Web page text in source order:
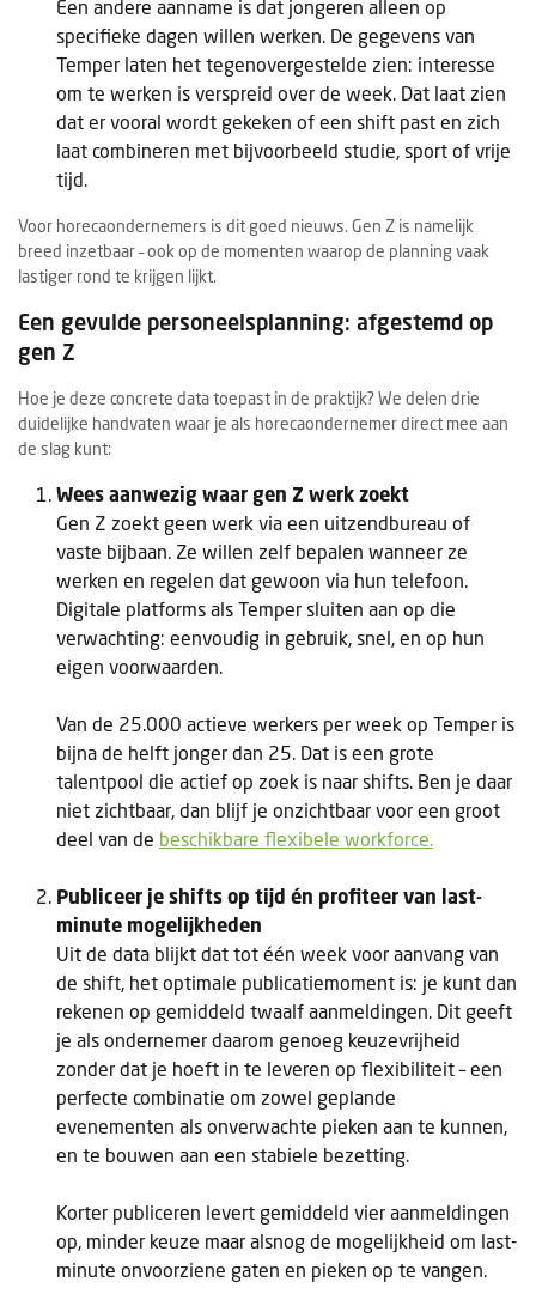
Een andere aanname is dat jongeren alleen op
specifieke dagen willen werken. De gegevens van
Temper laten het tegenovergestelde zien: interesse
om te werken is verspreid over de week. Dat laat zien
dat er vooral wordt gekeken of een shift past en zich
laat combineren met bijvoorbeeld studie, sport of vrije
tijd.
Voor horecaondernemers is dit goed nieuws. Gen Z is namelijk
breed inzetbaar – ook op de momenten waarop de planning vaak
lastiger rond te krijgen lijkt.
Een gevulde personeelsplanning: afgestemd op
gen Z
Hoe je deze concrete data toepast in de praktijk? We delen drie
duidelijke handvaten waar je als horecaondernemer direct mee aan
de slag kunt:
Wees aanwezig waar gen Z werk zoekt
Gen Z zoekt geen werk via een uitzendbureau of
vaste bijbaan. Ze willen zelf bepalen wanneer ze
werken en regelen dat gewoon via hun telefoon.
Digitale platforms als Temper sluiten aan op die
verwachting: eenvoudig in gebruik, snel, en op hun
eigen voorwaarden.
Van de 25.000 actieve werkers per week op Temper is
bijna de helft jonger dan 25. Dat is een grote
talentpool die actief op zoek is naar shifts. Ben je daar
niet zichtbaar, dan blijf je onzichtbaar voor een groot
deel van de beschikbare flexibele workforce.
Publiceer je shifts op tijd én profiteer van last-
minute mogelijkheden
Uit de data blijkt dat tot één week voor aanvang van
de shift, het optimale publicatiemoment is: je kunt dan
rekenen op gemiddeld twaalf aanmeldingen. Dit geeft
je als ondernemer daarom genoeg keuzevrijheid
zonder dat je hoeft in te leveren op flexibiliteit – een
perfecte combinatie om zowel geplande
evenementen als onverwachte pieken aan te kunnen,
en te bouwen aan een stabiele bezetting.
Korter publiceren levert gemiddeld vier aanmeldingen
op, minder keuze maar alsnog de mogelijkheid om last-
minute onvoorziene gaten en pieken op te vangen.